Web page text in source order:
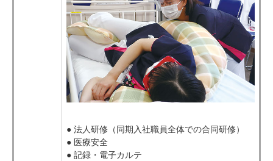
● 法人研修（同期入社職員全体での合同研修）
● 医療安全
● 記録・電子カルテ